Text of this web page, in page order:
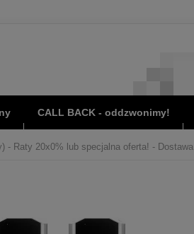
CALL BACK - oddzwonimy!
- Raty 20x0% lub specjalna oferta! - Dostawa